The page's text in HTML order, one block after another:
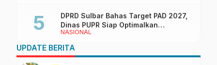
NASIONAL
DPRD Sulbar Bahas Target PAD 2027,
Dinas PUPR Siap Optimalkan
Pendapatan Daerah
UPDATE BERITA